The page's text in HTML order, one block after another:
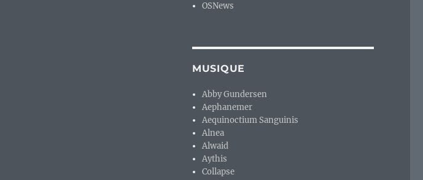
OSNews
MUSIQUE
Abby Gundersen
Aephanemer
Aequinoctium Sanguinis
Alnea
Alwaid
Aythis
Collapse